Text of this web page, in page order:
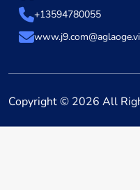
+13594780055
Copyright © 2026 All